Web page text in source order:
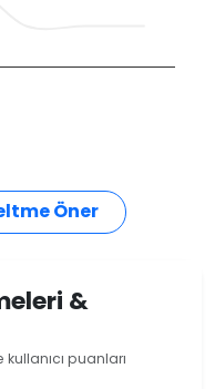
Öner
&
puanları